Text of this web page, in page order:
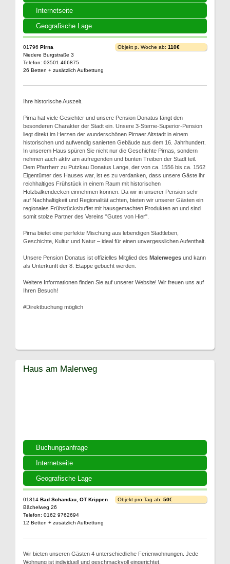
Internetseite
Geografische Lage
01796 Pirna
Niedere Burgstraße 3
Telefon: 03501 466875
26 Betten + zusätzlich Aufbettung
Objekt p. Woche ab: 110€
Ihre historische Auszeit.
Pirna hat viele Gesichter und unsere Pension Donatus fängt den
besonderen Charakter der Stadt ein. Unsere 3-Sterne-Superior-Pension
liegt direkt im Herzen der wunderschönen Pirnaer Altstadt in einem
historischen und aufwendig sanierten Gebäude aus dem 16. Jahrhundert.
In unserem Haus spüren Sie nicht nur die Geschichte Pirnas, sondern
nehmen auch aktiv am aufregenden und bunten Treiben der Stadt teil.
Dem Pfarrherr zu Putzkau Donatus Lange, der von ca. 1556 bis ca. 1562
Eigentümer des Hauses war, ist es zu verdanken, dass unsere Gäste ihr
reichhaltiges Frühstück in einem Raum mit historischen
Holzbalkendecken einnehmen können. Da wir in unserer Pension sehr
auf Nachhaltigkeit und Regionalität achten, bieten wir unserer Gästen ein
regionales Frühstücksbuffet mit hausgemachten Produkten an und sind
somit stolze Partner des Vereins "Gutes von Hier".
Pirna bietet eine perfekte Mischung aus lebendigen Stadtleben,
Geschichte, Kultur und Natur – ideal für einen unvergesslichen Aufenthalt.
Unsere Pension Donatus ist offizielles Mitglied des Malerweges und kann
als Unterkunft der 8. Etappe gebucht werden.
Weitere Informationen finden Sie auf unserer Website! Wir freuen uns auf
Ihren Besuch!
#Direktbuchung möglich
Buchungsanfrage
Internetseite
Geografische Lage
Haus am Malerweg
01814 Bad Schandau, OT Krippen
Bächelweg 26
Telefon: 0162 9762694
12 Betten + zusätzlich Aufbettung
Objekt pro Tag ab: 50€
Wir bieten unseren Gästen 4 unterschiedliche Ferienwohnungen. Jede
Wohnung ist individuell und geschmackvoll eingerichtet.